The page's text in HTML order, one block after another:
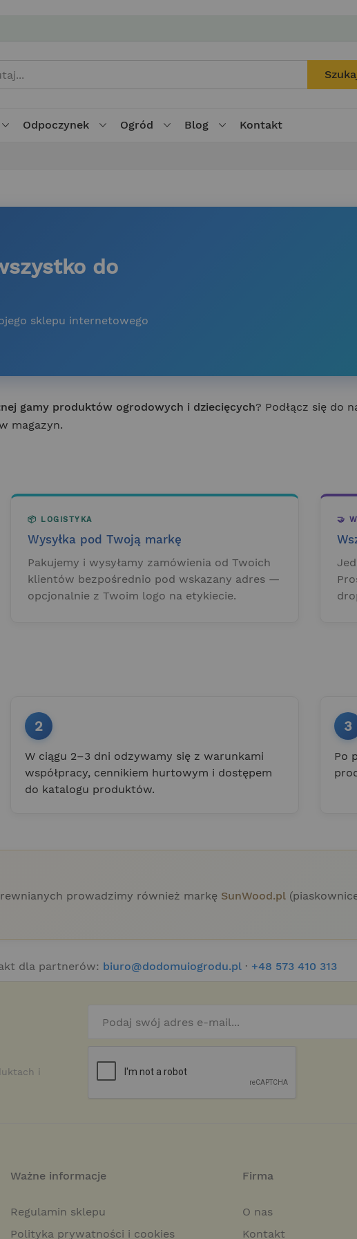
Odpoczynek Ogród Blog Kontakt
do
sklepu internetowego
gamy produktów ogrodowych i dziecięcych? Podłącz się do
magazyn.
📦 LOGISTYKA
Wysyłka pod Twoją markę
Pakujemy i wysyłamy zamówienia od Twoich
klientów bezpośrednio pod wskazany adres —
opcjonalnie z Twoim logo na etykiecie.
🤝
2
W ciągu 2–3 dni odzywamy się z warunkami
współpracy, cennikiem hurtowym i dostępem
do katalogu produktów.
3
Po
prowadzimy również markę SunWood.pl
dla partnerów: biuro@dodomuiogrodu.pl · +48 573 410 313
i
Ważne informacje
Regulamin sklepu
Polityka prywatności i cookies
Firma
O nas
Kontakt